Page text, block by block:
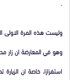
.
وليست هذه المرة الاولى
وهو في المعارضة ان زار
استفزازا، خاصة ان